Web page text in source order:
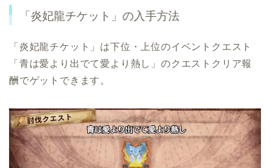
「炎妃龍チケット」の入手方法
「炎妃龍チケット」は下位・上位のイベントクエスト
「青は愛より出でて愛より熱し」のクエストクリア報
酬でゲットできます。